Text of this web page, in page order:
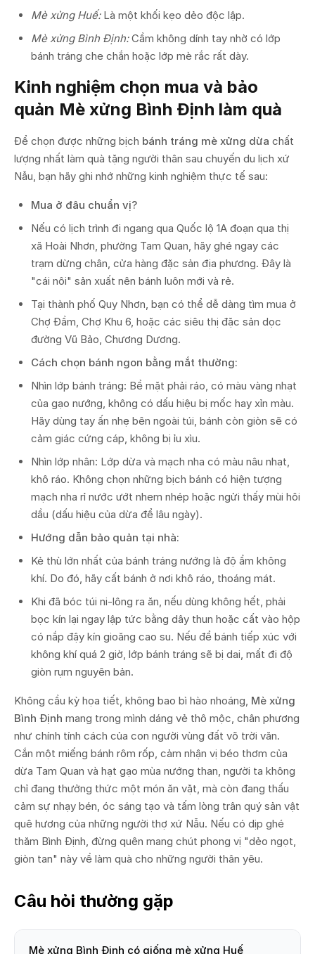
Mè xửng Huế:Là một khối kẹo dẻo độc lập.
Mè xửng Bình Định:Cầm không dính tay nhờ có lớp
bánh tráng che chắn hoặc lớp mè rắc rất dày.
Kinh nghiệm chọn mua và bảo
quản Mè xửng Bình Định làm quà
Để chọn được những bịch bánh tráng mè xửng dừa chất
lượng nhất làm quà tặng người thân sau chuyến du lịch xứ
Nẫu, bạn hãy ghi nhớ những kinh nghiệm thực tế sau:
Mua ở đâu chuẩn vị?
Nếu có lịch trình đi ngang qua Quốc lộ 1A đoạn qua thị
xã Hoài Nhơn, phường Tam Quan, hãy ghé ngay các
trạm dừng chân, cửa hàng đặc sản địa phương. Đây là
"cái nôi" sản xuất nên bánh luôn mới và rẻ.
Tại thành phố Quy Nhơn, bạn có thể dễ dàng tìm mua ở
Chợ Đầm, Chợ Khu 6, hoặc các siêu thị đặc sản dọc
đường Vũ Bảo, Chương Dương.
Cách chọn bánh ngon bằng mắt thường:
Nhìn lớp bánh tráng: Bề mặt phải ráo, có màu vàng nhạt
của gạo nướng, không có dấu hiệu bị mốc hay xỉn màu.
Hãy dùng tay ấn nhẹ bên ngoài túi, bánh còn giòn sẽ có
cảm giác cứng cáp, không bị ỉu xìu.
Nhìn lớp nhân: Lớp dừa và mạch nha có màu nâu nhạt,
khô ráo. Không chọn những bịch bánh có hiện tượng
mạch nha rỉ nước ướt nhem nhép hoặc ngửi thấy mùi hôi
dầu (dấu hiệu của dừa để lâu ngày).
Hướng dẫn bảo quản tại nhà:
Kẻ thù lớn nhất của bánh tráng nướng là độ ẩm không
khí. Do đó, hãy cất bánh ở nơi khô ráo, thoáng mát.
Khi đã bóc túi ni-lông ra ăn, nếu dùng không hết, phải
bọc kín lại ngay lập tức bằng dây thun hoặc cất vào hộp
có nắp đậy kín gioăng cao su. Nếu để bánh tiếp xúc với
không khí quá 2 giờ, lớp bánh tráng sẽ bị dai, mất đi độ
giòn rụm nguyên bản.
Không cầu kỳ họa tiết, không bao bì hào nhoáng, Mè xửng
Bình Định mang trong mình dáng vẻ thô mộc, chân phương
như chính tính cách của con người vùng đất võ trời văn.
Cắn một miếng bánh rôm rốp, cảm nhận vị béo thơm của
dừa Tam Quan và hạt gạo mùa nướng than, người ta không
chỉ đang thưởng thức một món ăn vặt, mà còn đang thấu
cảm sự nhạy bén, óc sáng tạo và tấm lòng trân quý sản vật
quê hương của những người thợ xứ Nẫu. Nếu có dịp ghé
thăm Bình Định, đừng quên mang chút phong vị "dẻo ngọt,
giòn tan" này về làm quà cho những người thân yêu.
Câu hỏi thường gặp
Mè xửng Bình Định có giống mè xửng Huế